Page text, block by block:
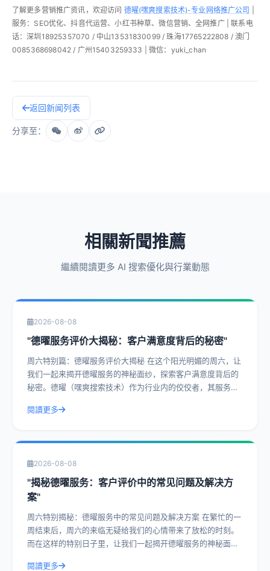
了解更多营销推广资讯，欢迎访问 德曜(嘿爽搜索技术)-专业网络推广公司
服务：SEO优化、抖音代运营、小红书种草、微信营销、全网推广 | 联系电
话：深圳18925357070 / 中山13531830099 / 珠海17765222808 / 澳门
0085368698042 / 广州15403259333 | 微信：yuki_chan
返回新闻列表
分享至：
相關新聞推薦
繼續閱讀更多 AI 搜索優化與行業動態
2026-08-08
"德曜服务评价大揭秘：客户满意度背后的秘密"
周六特别篇：德曜服务评价大揭秘 在这个阳光明媚的周六，让
我们一起来揭开德曜服务的神秘面纱，探索客户满意度背后的
秘密。德曜（嘿爽搜索技术）作为行业内的佼佼者，其服务评
閱讀更多
2026-08-08
"揭秘德曜服务：客户评价中的常见问题及解决方
案"
周六特别揭秘：德曜服务中的常见问题及解决方案 在繁忙的一
周结束后，周六的来临无疑给我们的心情带来了放松的时刻。
而在这样的特别日子里，让我们一起揭开德曜服务的神秘面
閱讀更多